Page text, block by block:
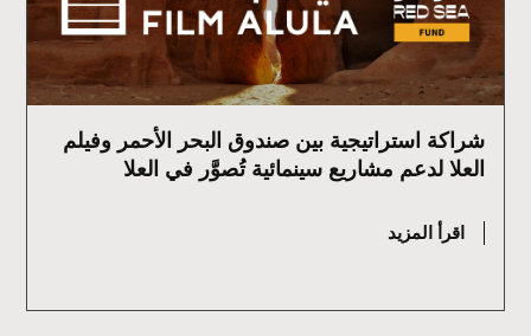
شراكة استراتيجية بين صندوق البحر الأحمر وفيلم
العلا لدعم مشاريع سينمائية تُصوَّر في العلا
اقرأ المزيد